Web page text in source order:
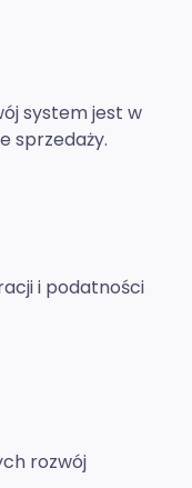
system jest w
sprzedaży.
i podatności
rozwój